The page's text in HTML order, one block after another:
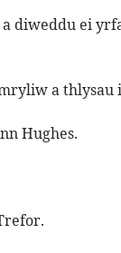
diweddu ei
a thlysau
Hughes.